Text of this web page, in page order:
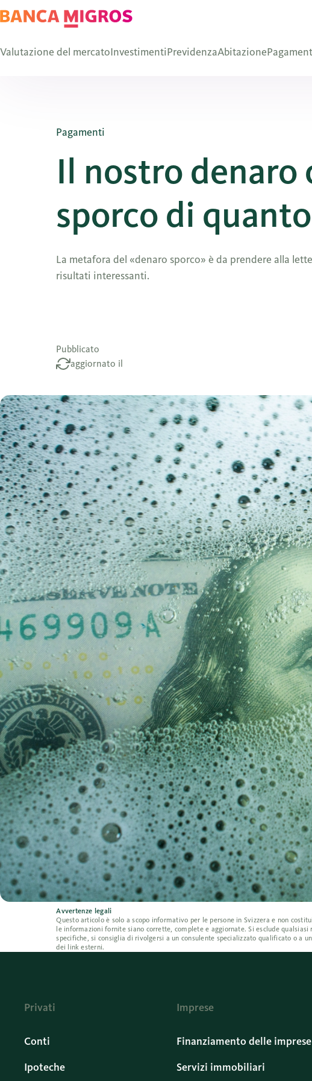
Valutazione del mercatoInvestimentiPrevidenzaAbitazione
Pagamenti
Il nostro denaro
sporco di
La metafora del «denaro sporco» è da prendere alla
risultati interessanti.
Pubblicato
aggiornato il
Avvertenze legali
Questo articolo è solo a scopo informativo per le persone in Svizzera e non
le informazioni fornite siano corrette, complete e aggiornate. Si esclude
specifiche, si consiglia di rivolgersi a un consulente specializzato qualificato o a
dei link esterni.
Privati
Conti
Ipoteche
Imprese
Finanziamento delle imprese
Servizi immobiliari